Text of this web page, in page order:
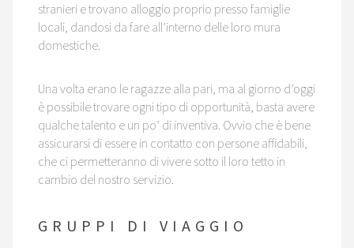
stranieri e trovano alloggio proprio presso famiglie
locali, dandosi da fare all’interno delle loro mura
domestiche.
Una volta erano le ragazze alla pari, ma al giorno d’oggi
è possibile trovare ogni tipo di opportunità, basta avere
qualche talento e un po’ di inventiva. Ovvio che è bene
assicurarsi di essere in contatto con persone affidabili,
che ci permetteranno di vivere sotto il loro tetto in
cambio del nostro servizio.
GRUPPI DI VIAGGIO